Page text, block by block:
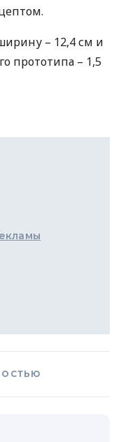
– 12,4 см и
прототипа – 1,5